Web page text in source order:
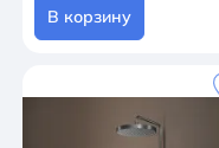
В корзину